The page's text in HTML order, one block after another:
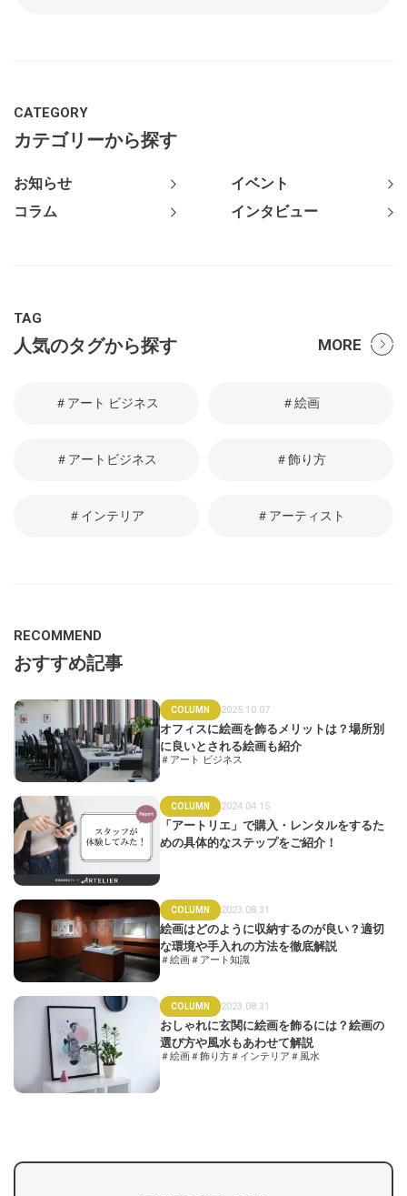
CATEGORY
カテゴリーから探す
お知らせ
イベント
コラム
インタビュー
TAG
人気のタグから探す MORE
＃アート ビジネス ＃絵画
＃アートビジネス ＃飾り方
＃インテリア ＃アーティスト
RECOMMEND
おすすめ記事
COLUMN 2025.10.07
オフィスに絵画を飾るメリットは？場所別
に良いとされる絵画も紹介
＃アート ビジネス
COLUMN 2024.04.15
「アートリエ」で購入・レンタルをするた
めの具体的なステップをご紹介！
COLUMN 2023.08.31
絵画はどのように収納するのが良い？適切
な環境や手入れの方法を徹底解説
＃絵画＃アート知識
COLUMN 2023.08.31
おしゃれに玄関に絵画を飾るには？絵画の
選び方や風水もあわせて解説
＃絵画＃飾り方＃インテリア ＃風水